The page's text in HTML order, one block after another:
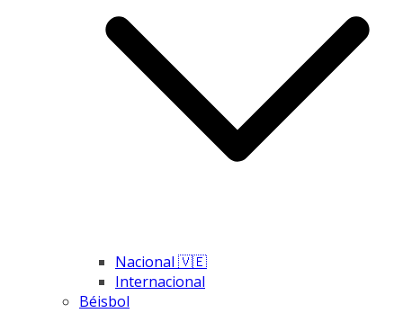
Nacional 🇻🇪
Internacional
Béisbol